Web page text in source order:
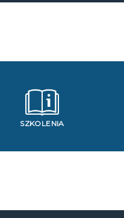
SZKOLENIA